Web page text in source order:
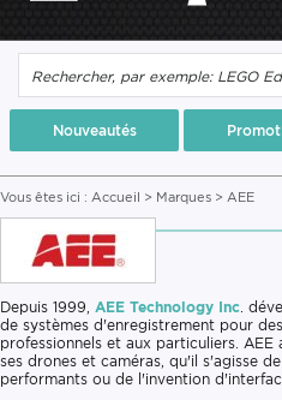
Nouveautés
Vous êtes ici : Accueil > Marques > AEE
Depuis 1999, AEE Technology Inc .
de systèmes d'enregistrement pour
professionnels et aux particuliers.
ses drones et caméras, qu'il s'agisse
performants ou de l'invention